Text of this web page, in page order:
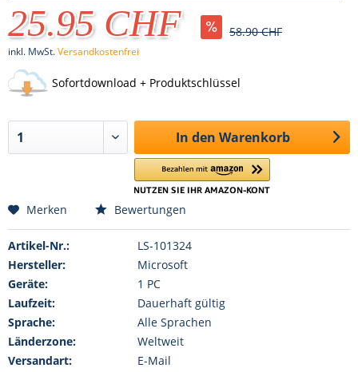
25.95 CHF 58.90 CHF
inkl. MwSt.Versandkostenfrei
Sofortdownload + Produktschlüssel
In den Warenkorb
Merken Bewertungen
Artikel-Nr.:
LS-101324
Hersteller:
Microsoft
Geräte:
1 PC
Laufzeit:
Dauerhaft gültig
Sprache:
Alle Sprachen
Länderzone:
Weltweit
Versandart:
E-Mail